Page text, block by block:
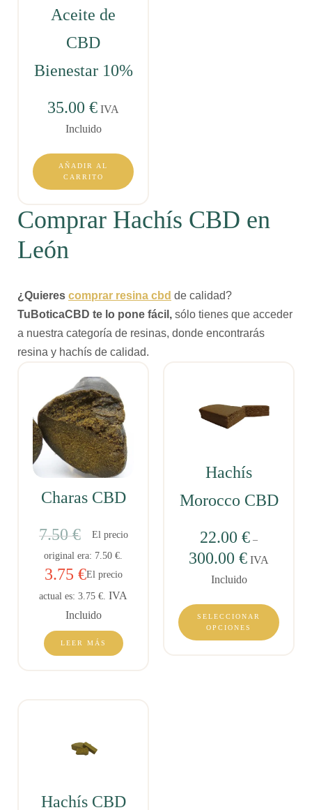
Aceite de
CBD
Bienestar 10%
35.00 € IVA
Incluido
AÑADIR AL
CARRITO
Comprar Hachís CBD en
León
¿Quieres comprar resina cbd de calidad?
TuBoticaCBD te lo pone fácil, sólo tienes que acceder
a nuestra categoría de resinas, donde encontrarás
resina y hachís de calidad.
SALE
Charas CBD
7.50€
El precio
original era: 7.50 €.
3.75 €El precio
actual es: 3.75 €. IVA
Incluido
LEER MÁS
Hachís
Morocco CBD
22.00 € –
300.00 € IVA
Incluido
SELECCIONAR
OPCIONES
Hachís CBD